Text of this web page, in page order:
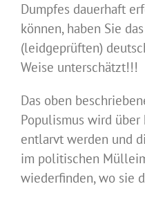
Dumpfes dauerhaft
können, haben Sie
(leidgeprüften)
Weise unterschätzt!!!
Das oben
Populismus wird
entlarvt werden und
im politischen
wiederfinden, wo sie